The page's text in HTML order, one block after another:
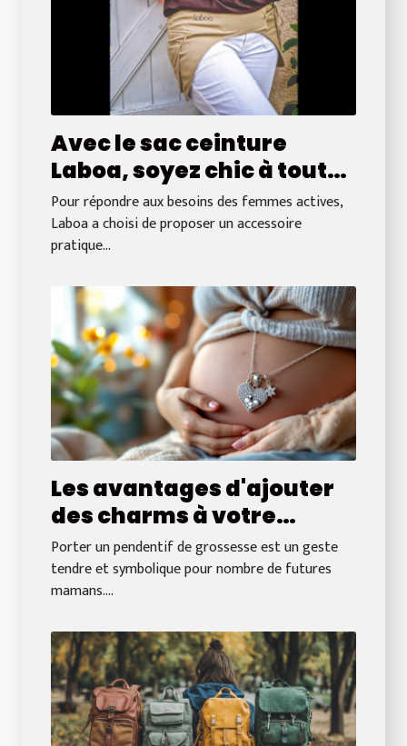
Avec le sac ceinture
Laboa, soyez chic à tout
moment ! Les femmes
l’adorent.
Pour répondre aux besoins des femmes actives,
Laboa a choisi de proposer un accessoire
pratique...
Les avantages d'ajouter
des charms à votre
pendentif de grossesse
Porter un pendentif de grossesse est un geste
tendre et symbolique pour nombre de futures
mamans....